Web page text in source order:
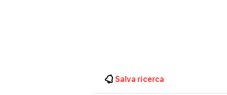
Salva ricerca